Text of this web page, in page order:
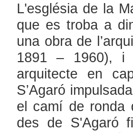
L'església de la
que es troba a
una obra de
1891 – 1960), i
arquitecte en
S’Agaró
el camí de ronda
des de S'Agaró